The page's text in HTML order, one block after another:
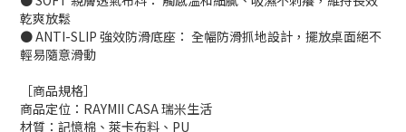
乾爽放鬆
● ANTI-SLIP 強效防滑底座： 全幅防滑抓地設計，擺放桌面絕不
輕易隨意滑動
［商品規格］
商品定位：RAYMII CASA 瑞米生活
材質：記憶棉、萊卡布料、PU